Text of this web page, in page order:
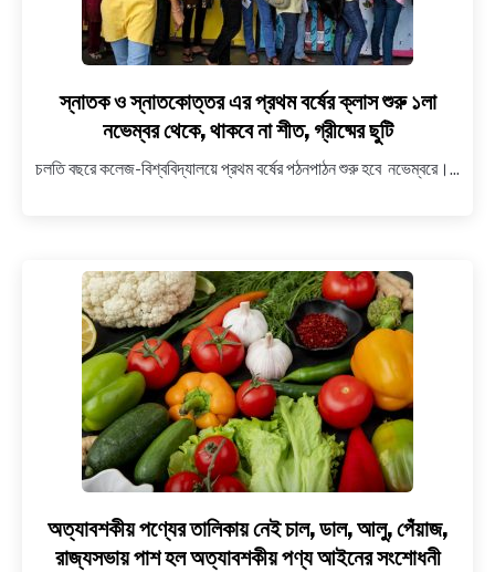
link
to
ও
বর্ষের
ক্লাস
শুরু
১লা
নভেম্বর
থেকে,
থাকবে
না
শীত,
গ্রীষ্মের
ছুটি
স্নাতক ও স্নাতকোত্তর এর প্রথম বর্ষের ক্লাস শুরু ১লা
নভেম্বর থেকে, থাকবে না শীত, গ্রীষ্মের ছুটি
চলতি বছরে কলেজ-বিশ্ববিদ্যালয়ে প্রথম বর্ষের পঠনপাঠন শুরু হবে নভেম্বরে।...
link
to
অত্যাবশকীয় পণ্যের তালিকায় নেই চাল, ডাল, আলু, পেঁয়াজ,
রাজ্যসভায় পাশ হল অত্যাবশকীয় পণ্য আইনের সংশোধনী